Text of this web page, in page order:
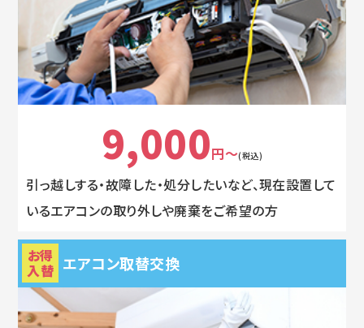
9,000円～(税込)
引っ越しする・故障した・処分したいなど、現在設置して
いるエアコンの取り外しや廃棄をご希望の方
お得
入替 エアコン取替交換